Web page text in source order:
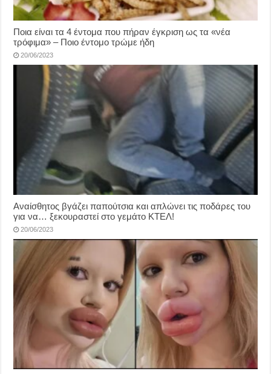
Ποια είναι τα 4 έντομα που πήραν έγκριση ως τα «νέα
τρόφιμα» – Ποιο έντομο τρώμε ήδη
20/06/2023
Αναίσθητος βγάζει παπούτσια και απλώνει τις ποδάρες του
για να… ξεκουραστεί στο γεμάτο ΚΤΕΛ!
20/06/2023